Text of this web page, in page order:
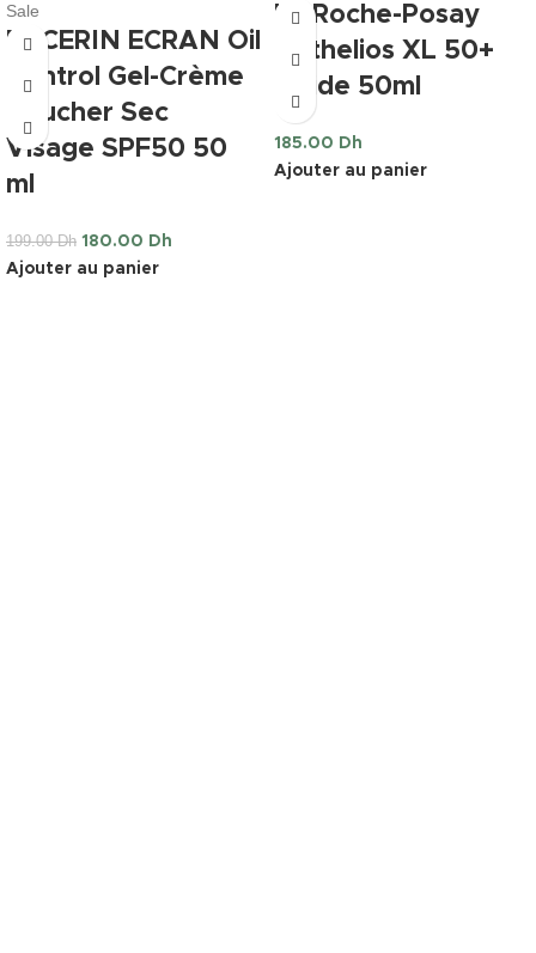
Sale
EUCERIN ECRAN Oil
Control Gel-Crème
Toucher Sec
Visage SPF50 50
ml
199.00Dh 180.00 Dh
Ajouter au panier
La Roche-Posay
Anthelios XL 50+
Fluide 50ml
185.00 Dh
Ajouter au panier